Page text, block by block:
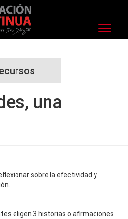
una
sobre la efectividad y
eligen 3 historias o afirmaciones